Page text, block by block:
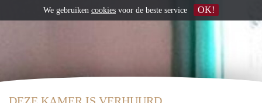
We gebruiken cookies voor de beste service OK!